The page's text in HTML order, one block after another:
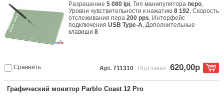
Разрешение5 080 lpi, Тип манипулятораперо,
Уровни чувствительности к нажатию8 192, Скорость
отслеживания пера200 pps, Интерфейс
подключенияUSB Type-A, Дополнительные
клавиши8
Сравнить Арт. 711310 Под заказ 620,00р
Графический монитор Parblo Coast 12 Pro